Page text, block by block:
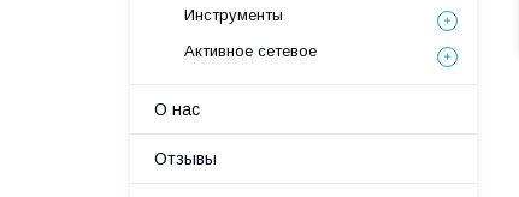
Инструменты
Активное сетевое
О нас
Отзывы